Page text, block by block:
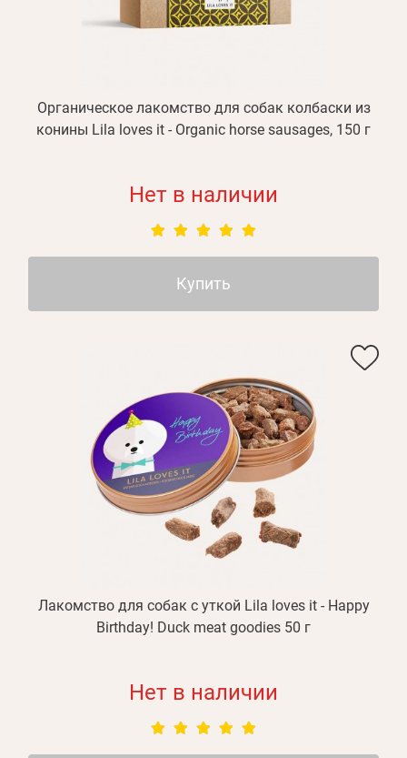
Органическое лакомство для собак колбаски из
конины Lila loves it - Оrganic horse sausages, 150 г
Нет в наличии
Купить
Лакомство для собак с уткой Lila loves it - Happy
Birthday! Duck meat goodies 50 г
Нет в наличии